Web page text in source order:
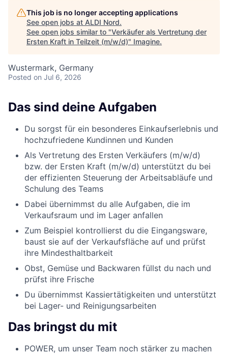
This job is no longer accepting applications
See open jobs at ALDI Nord.
See open jobs similar to "Verkäufer als Vertretung der
Ersten Kraft in Teilzeit (m/w/d)" Imagine.
Wustermark, Germany
Posted on Jul 6, 2026
Das sind deine Aufgaben
Du sorgst für ein besonderes Einkaufserlebnis und
hochzufriedene Kundinnen und Kunden
Als Vertretung des Ersten Verkäufers (m/w/d)
bzw. der Ersten Kraft (m/w/d) unterstützt du bei
der effizienten Steuerung der Arbeitsabläufe und
Schulung des Teams
Dabei übernimmst du alle Aufgaben, die im
Verkaufsraum und im Lager anfallen
Zum Beispiel kontrollierst du die Eingangsware,
baust sie auf der Verkaufsfläche auf und prüfst
ihre Mindesthaltbarkeit
Obst, Gemüse und Backwaren füllst du nach und
prüfst ihre Frische
Du übernimmst Kassiertätigkeiten und unterstützt
bei Lager- und Reinigungsarbeiten
Das bringst du mit
POWER, um unser Team noch stärker zu machen